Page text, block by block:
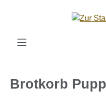
Zum Hauptinhalt springen
Brotkorb